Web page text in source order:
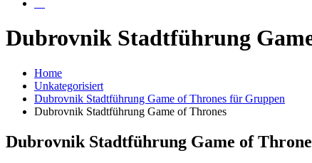
Dubrovnik Stadtführung
Home
Unkategorisiert
Dubrovnik Stadtführung Game of Thrones für Gruppen
Dubrovnik Stadtführung Game of Thrones
Dubrovnik Stadtführung Game of